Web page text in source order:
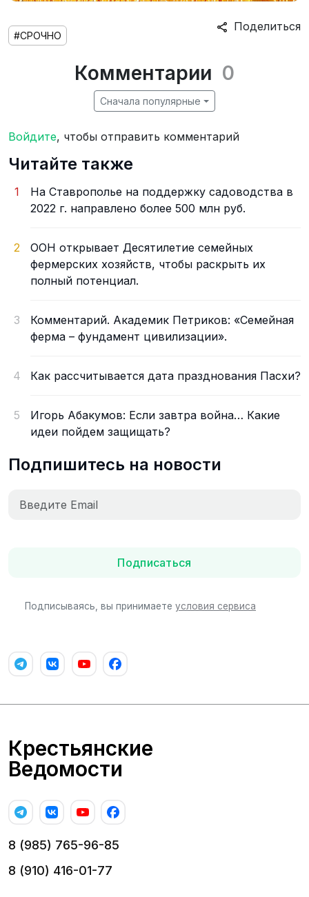
Поделиться
#СРОЧНО
Комментарии 0
Сначала популярные
Войдите, чтобы отправить комментарий
Читайте также
1
На Ставрополье на поддержку садоводства в
2022 г. направлено более 500 млн руб.
2
ООН открывает Десятилетие семейных
фермерских хозяйств, чтобы раскрыть их
полный потенциал.
3
Комментарий. Академик Петриков: «Семейная
ферма – фундамент цивилизации».
4 Как рассчитывается дата празднования Пасхи?
5
Игорь Абакумов: Если завтра война… Какие
идеи пойдем защищать?
Подпишитесь на новости
Подписаться
Подписываясь, вы принимаете условия сервиса
Крестьянские
Ведомости
8 (985) 765-96-85
8 (910) 416-01-77